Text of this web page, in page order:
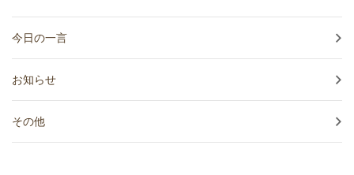
今日の一言
お知らせ
その他